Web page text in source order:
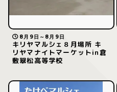
8月9日～8月9日
キリヤマルシェ８月場所 キ
リヤマナイトマーケットin倉
敷翠松高等学校